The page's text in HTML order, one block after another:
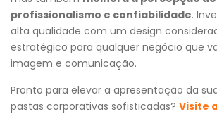
profissionalismo e confiabilidade.
alta qualidade com um design
estratégico para qualquer negócio que
imagem e comunicação.
Pronto para elevar a apresentação da
pastas corporativas sofisticadas? Visite